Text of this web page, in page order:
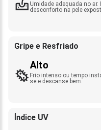
Umidade adequada no
desconforto na pele
Gripe e Resfriado
Alto
Frio intenso ou tempo
se e descanse bem.
Índice UV